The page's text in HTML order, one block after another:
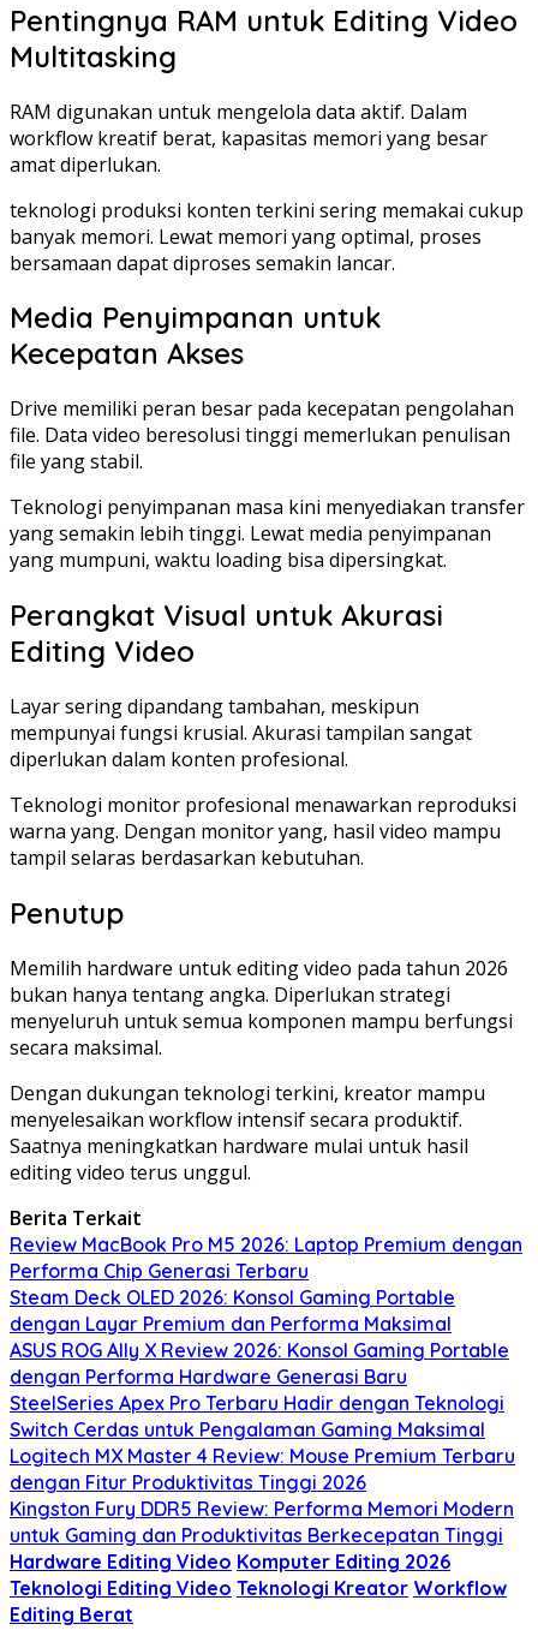
Pentingnya RAM untuk Editing Video
Multitasking
RAM digunakan untuk mengelola data aktif. Dalam
workflow kreatif berat, kapasitas memori yang besar
amat diperlukan.
teknologi produksi konten terkini sering memakai cukup
banyak memori. Lewat memori yang optimal, proses
bersamaan dapat diproses semakin lancar.
Media Penyimpanan untuk
Kecepatan Akses
Drive memiliki peran besar pada kecepatan pengolahan
file. Data video beresolusi tinggi memerlukan penulisan
file yang stabil.
Teknologi penyimpanan masa kini menyediakan transfer
yang semakin lebih tinggi. Lewat media penyimpanan
yang mumpuni, waktu loading bisa dipersingkat.
Perangkat Visual untuk Akurasi
Editing Video
Layar sering dipandang tambahan, meskipun
mempunyai fungsi krusial. Akurasi tampilan sangat
diperlukan dalam konten profesional.
Teknologi monitor profesional menawarkan reproduksi
warna yang. Dengan monitor yang, hasil video mampu
tampil selaras berdasarkan kebutuhan.
Penutup
Memilih hardware untuk editing video pada tahun 2026
bukan hanya tentang angka. Diperlukan strategi
menyeluruh untuk semua komponen mampu berfungsi
secara maksimal.
Dengan dukungan teknologi terkini, kreator mampu
menyelesaikan workflow intensif secara produktif.
Saatnya meningkatkan hardware mulai untuk hasil
editing video terus unggul.
Berita Terkait
Review MacBook Pro M5 2026: Laptop Premium dengan
Performa Chip Generasi Terbaru
Steam Deck OLED 2026: Konsol Gaming Portable
dengan Layar Premium dan Performa Maksimal
ASUS ROG Ally X Review 2026: Konsol Gaming Portable
dengan Performa Hardware Generasi Baru
SteelSeries Apex Pro Terbaru Hadir dengan Teknologi
Switch Cerdas untuk Pengalaman Gaming Maksimal
Logitech MX Master 4 Review: Mouse Premium Terbaru
dengan Fitur Produktivitas Tinggi 2026
Kingston Fury DDR5 Review: Performa Memori Modern
untuk Gaming dan Produktivitas Berkecepatan Tinggi
Hardware Editing Video Komputer Editing 2026
Teknologi Editing Video Teknologi Kreator Workflow
Editing Berat